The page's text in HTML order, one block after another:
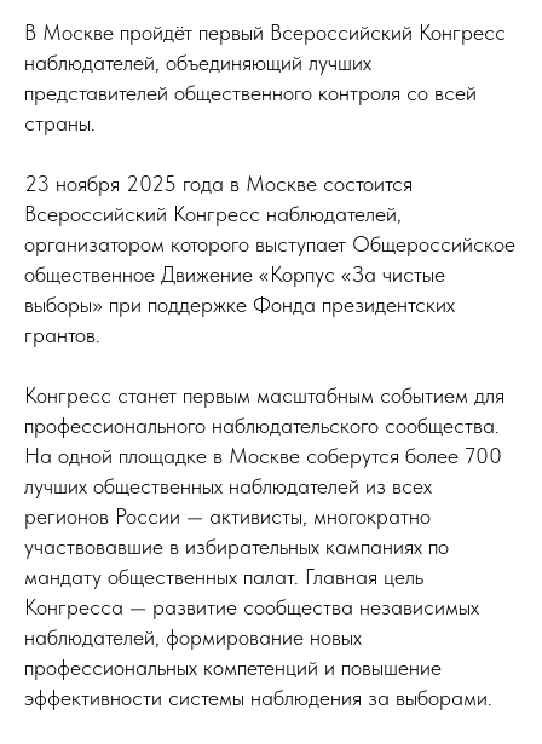
В Москве пройдёт первый Всероссийский Конгресс
наблюдателей, объединяющий лучших
представителей общественного контроля со всей
страны.
23 ноября 2025 года в Москве состоится
Всероссийский Конгресс наблюдателей,
организатором которого выступает Общероссийское
общественное Движение «Корпус «За чистые
выборы» при поддержке Фонда президентских
грантов.
Конгресс станет первым масштабным событием для
профессионального наблюдательского сообщества.
На одной площадке в Москве соберутся более 700
лучших общественных наблюдателей из всех
регионов России — активисты, многократно
участвовавшие в избирательных кампаниях по
мандату общественных палат. Главная цель
Конгресса — развитие сообщества независимых
наблюдателей, формирование новых
профессиональных компетенций и повышение
эффективности системы наблюдения за выборами.